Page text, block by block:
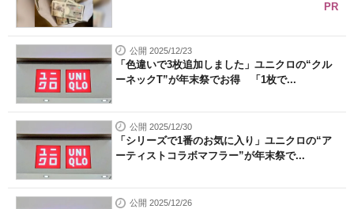
PR
公開 2025/12/23
「色違いで3枚追加しました」ユニクロの“クル
ーネックT”が年末祭でお得 「1枚で...
公開 2025/12/30
「シリーズで1番のお気に入り」ユニクロの“ア
ーティストコラボマフラー”が年末祭で...
公開 2025/12/26